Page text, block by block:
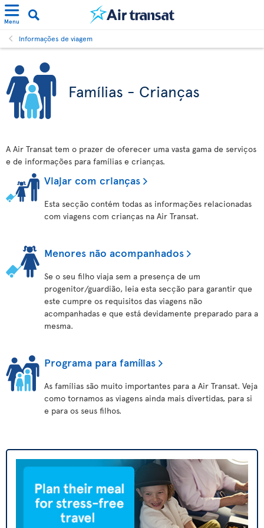
Menu
Informações de viagem
Famílias - Crianças
A Air Transat tem o prazer de oferecer uma vasta gama de serviços
e de informações para famílias e crianças.
Viajar com crianças
Esta secção contém todas as informações relacionadas
com viagens com crianças na Air Transat.
Menores não acompanhados
Se o seu filho viaja sem a presença de um
progenitor/guardião, leia esta secção para garantir que
este cumpre os requisitos das viagens não
acompanhadas e que está devidamente preparado para a
mesma.
Programa para famílias
As famílias são muito importantes para a Air Transat. Veja
como tornamos as viagens ainda mais divertidas, para si
e para os seus filhos.